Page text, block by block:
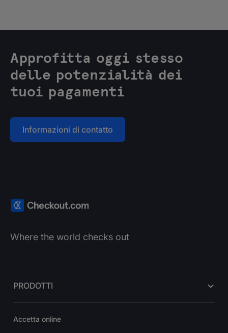
Approfitta oggi stesso
delle potenzialità dei
tuoi pagamenti
Informazioni di contatto
Where the world checks out
PRODOTTI
Accetta online